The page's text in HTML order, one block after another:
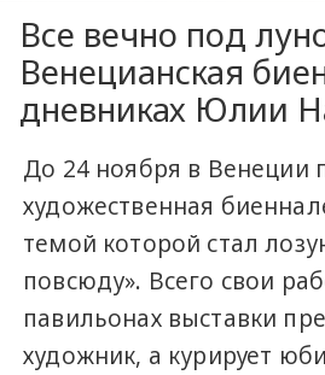
Все вечно под
Венецианская
дневниках Юлии
До 24 ноября в Венеции
художественная
темой которой стал
повсюду». Всего свои
павильонах выставки
художник, а курирует